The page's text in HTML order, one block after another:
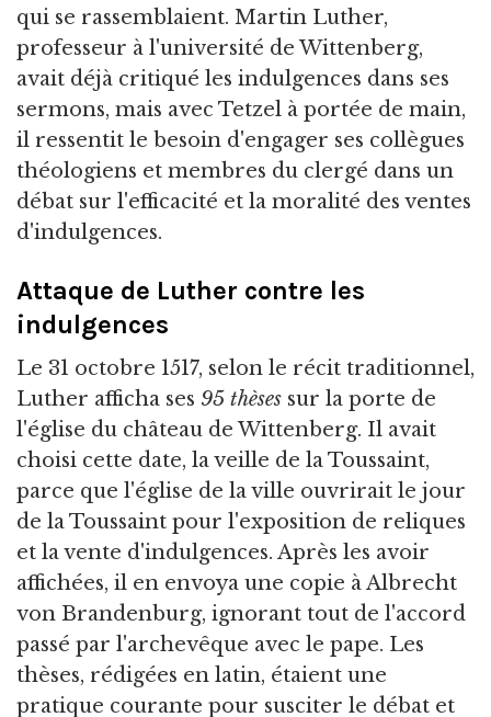
qui se rassemblaient. Martin Luther,
professeur à l'université de Wittenberg,
avait déjà critiqué les indulgences dans ses
sermons, mais avec Tetzel à portée de main,
il ressentit le besoin d'engager ses collègues
théologiens et membres du clergé dans un
débat sur l'efficacité et la moralité des ventes
d'indulgences.
Attaque de Luther contre les
indulgences
Le 31 octobre 1517, selon le récit traditionnel,
Luther afficha ses 95 thèses sur la porte de
l'église du château de Wittenberg. Il avait
choisi cette date, la veille de la Toussaint,
parce que l'église de la ville ouvrirait le jour
de la Toussaint pour l'exposition de reliques
et la vente d'indulgences. Après les avoir
affichées, il en envoya une copie à Albrecht
von Brandenburg, ignorant tout de l'accord
passé par l'archevêque avec le pape. Les
thèses, rédigées en latin, étaient une
pratique courante pour susciter le débat et